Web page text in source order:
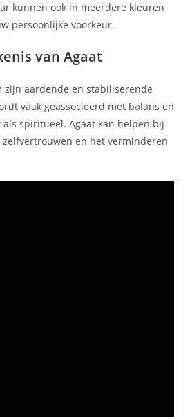
kunnen ook in meerdere kleuren
persoonlijke voorkeur.
van Agaat
zijn aardende en stabiliserende
vaak geassocieerd met balans en
als spiritueel. Agaat kan helpen bij
en het verminderen